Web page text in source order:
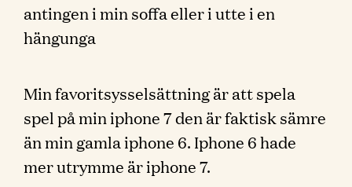
antingen i min soffa eller i utte i en
hängunga
Min favoritsysselsättning är att spela
spel på min iphone 7 den är faktisk sämre
än min gamla iphone 6. Iphone 6 hade
mer utrymme är iphone 7.